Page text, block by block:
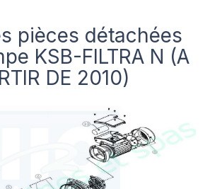
pièces détachées
KSB-FILTRA N (A
DE 2010)